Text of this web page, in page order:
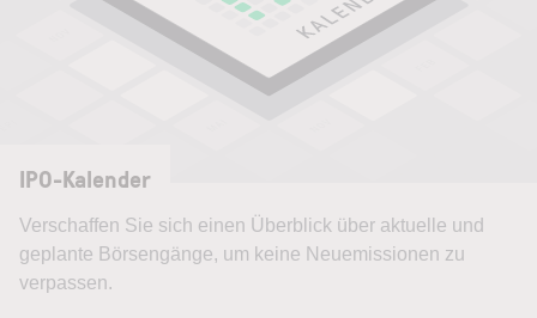
IPO-Kalender
Verschaffen Sie sich einen Überblick über aktuelle und
geplante Börsengänge, um keine Neuemissionen zu
verpassen.